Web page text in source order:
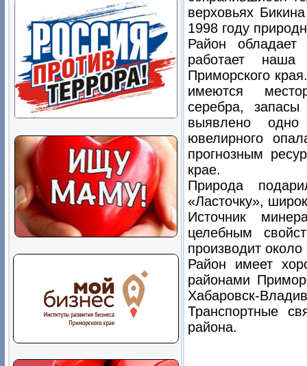
верховьях
1998 году
Район
работает
Приморского
имеются
серебра,
выявлено одно
ювелирного
прогнозным
крае.
Природа
«Ласточку»,
Источник
целебным
производит
Район имеет
районами
Хабаровск-
Транспортные
района.